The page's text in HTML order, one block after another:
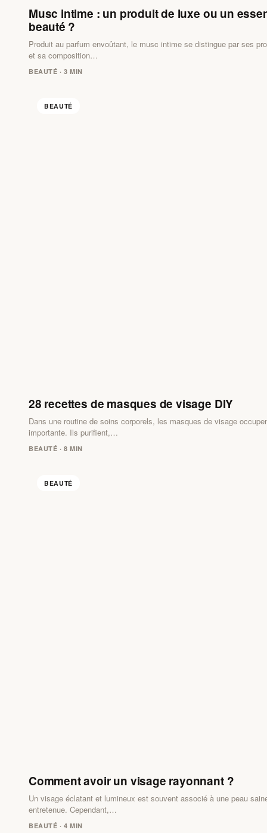
Musc intime : un produit de luxe ou un
beauté ?
Produit au parfum envoûtant, le musc intime se distingue par ses
et sa composition…
BEAUTÉ · 3 MIN
BEAUTÉ
28 recettes de masques de visage DIY
Dans une routine de soins corporels, les masques de visage
importante. Ils purifient,…
BEAUTÉ · 8 MIN
BEAUTÉ
Comment avoir un visage rayonnant ?
Un visage éclatant et lumineux est souvent associé à une peau
entretenue. Cependant,…
BEAUTÉ · 4 MIN